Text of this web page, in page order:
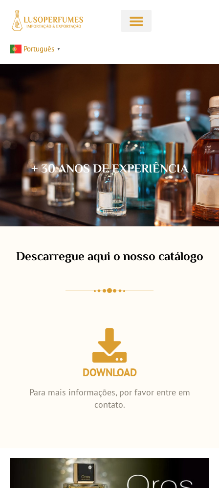
Português ▼
+ 30 ANOS DE EXPERIÊNCIA
Descarregue aqui o nosso catálogo
DOWNLOAD
Para mais informações, por favor entre em
contato.